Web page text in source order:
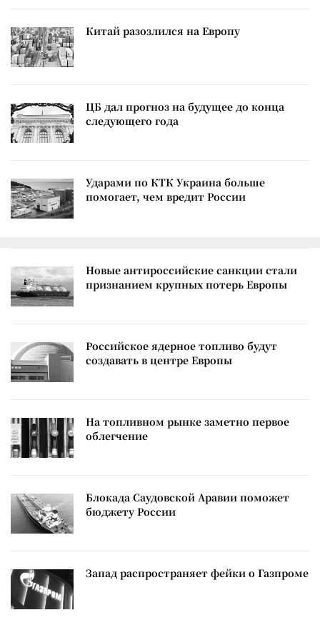
Китай разозлился на Европу
ЦБ дал прогноз на будущее до конца
следующего года
Ударами по КТК Украина больше
помогает, чем вредит России
Новые антироссийские санкции стали
признанием крупных потерь Европы
Российское ядерное топливо будут
создавать в центре Европы
На топливном рынке заметно первое
облегчение
Блокада Саудовской Аравии поможет
бюджету России
Запад распространяет фейки о Газпроме